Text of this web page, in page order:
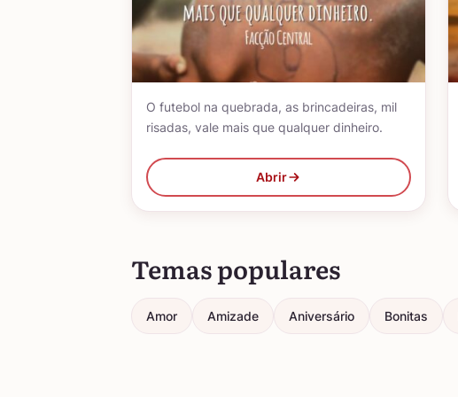
O futebol na quebrada, as brincadeiras, mil
risadas, vale mais que qualquer dinheiro.
Abrir
Temas populares
Amor Amizade Aniversário Bonitas